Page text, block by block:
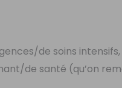
de soins intensifs,
de santé (qu’on